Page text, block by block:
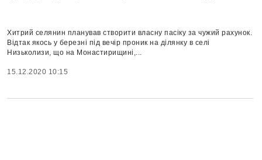
Хитрий селянин планував створити власну пасіку за чужий рахунок.
Відтак якось у березні під вечір проник на ділянку в селі
Низьколизи, що на Монастирищині,...
15.12.2020 10:15